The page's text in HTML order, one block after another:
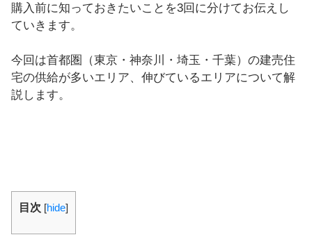
購入前に知っておきたいことを3回に分けてお伝えし
ていきます。
今回は首都圏（東京・神奈川・埼玉・千葉）の建売住
宅の供給が多いエリア、伸びているエリアについて解
説します。
目次 [hide]